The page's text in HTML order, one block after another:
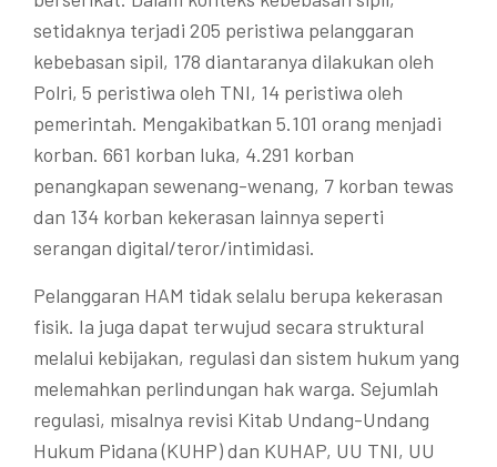
setidaknya terjadi 205 peristiwa pelanggaran
kebebasan sipil, 178 diantaranya dilakukan oleh
Polri, 5 peristiwa oleh TNI, 14 peristiwa oleh
pemerintah. Mengakibatkan 5.101 orang menjadi
korban. 661 korban luka, 4.291 korban
penangkapan sewenang-wenang, 7 korban tewas
dan 134 korban kekerasan lainnya seperti
serangan digital/teror/intimidasi.
Pelanggaran HAM tidak selalu berupa kekerasan
fisik. Ia juga dapat terwujud secara struktural
melalui kebijakan, regulasi dan sistem hukum yang
melemahkan perlindungan hak warga. Sejumlah
regulasi, misalnya revisi Kitab Undang-Undang
Hukum Pidana (KUHP) dan KUHAP, UU TNI, UU